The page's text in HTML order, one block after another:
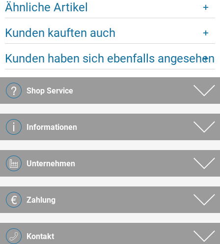
Ähnliche Artikel
Kunden kauften auch
Kunden haben sich ebenfalls angesehen
Kontakt
Shop Service
Informationen
Unternehmen
Zahlung